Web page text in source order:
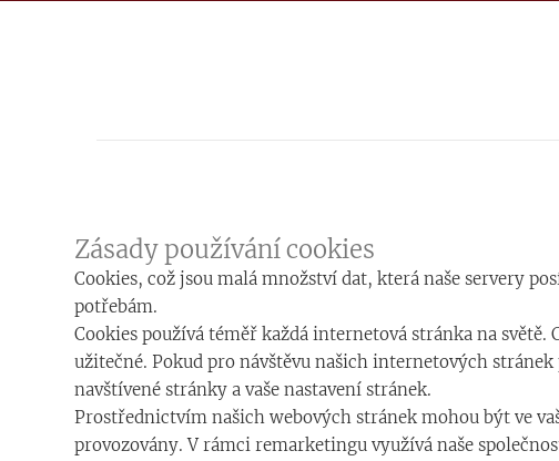
Zásady používání cookies
Cookies, což jsou malá množství dat, která naše servery
potřebám.
Cookies používá téměř každá internetová stránka na
užitečné. Pokud pro návštěvu našich internetových
navštívené stránky a vaše nastavení stránek.
Prostřednictvím našich webových stránek mohou být ve
provozovány. V rámci remarketingu využívá naše